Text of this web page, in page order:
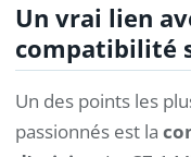
Un vrai lien
compatibilité
Un des points les
passionnés est la